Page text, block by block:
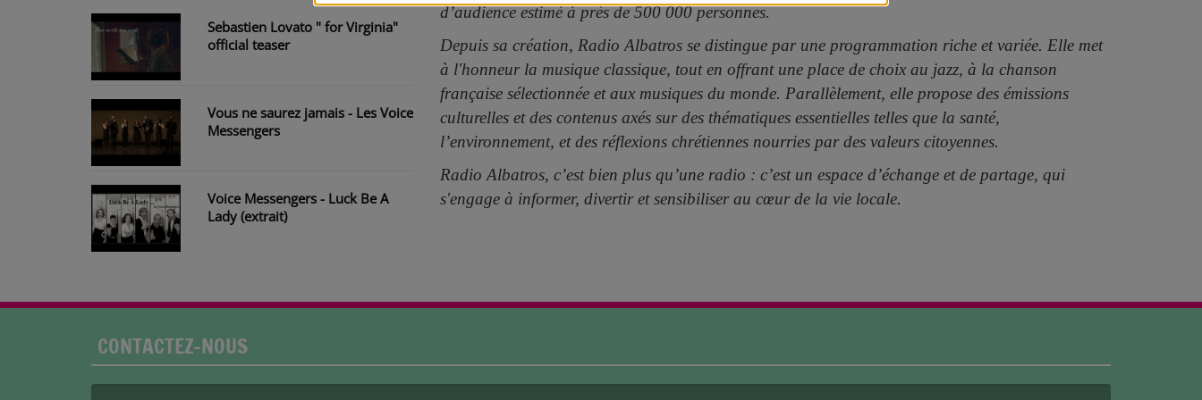
Sebastien Lovato " for Virginia"
official teaser
Vous ne saurez jamais - Les Voice
Messengers
Voice Messengers - Luck Be A
Lady (extrait)
d’audience estimé à près de 500 000 personnes.
Depuis sa création, Radio Albatros se distingue par une programmation riche et variée. Elle met
à l'honneur la musique classique, tout en offrant une place de choix au jazz, à la chanson
française sélectionnée et aux musiques du monde. Parallèlement, elle propose des émissions
culturelles et des contenus axés sur des thématiques essentielles telles que la santé,
l’environnement, et des réflexions chrétiennes nourries par des valeurs citoyennes.
Radio Albatros, c’est bien plus qu’une radio : c’est un espace d’échange et de partage, qui
s'engage à informer, divertir et sensibiliser au cœur de la vie locale.
CONTACTEZ-NOUS